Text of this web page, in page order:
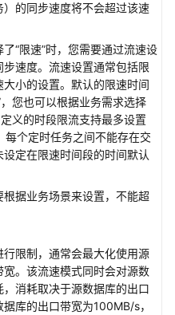
）的同步速度将不会超过该速
“限速”时，您需要通过流速设
步速度。流速设置通常包括限
小的设置。默认的限速时间
您也可以根据业务需求选择
义的时段限流支持最多设置
每个定时任务之间不能存在交
设定在限速时间段的时间默认
据业务场景来设置，不能超
行限制，通常会最大化使用源
宽。该流速模式同时会对源数
消耗取决于源数据库的出口
库的出口带宽为100MB/s，